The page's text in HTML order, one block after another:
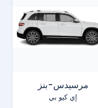
مرسيدس-بنز
إي كيو بي